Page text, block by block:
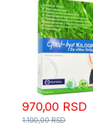
970,00 RSD
1.100,00RSD